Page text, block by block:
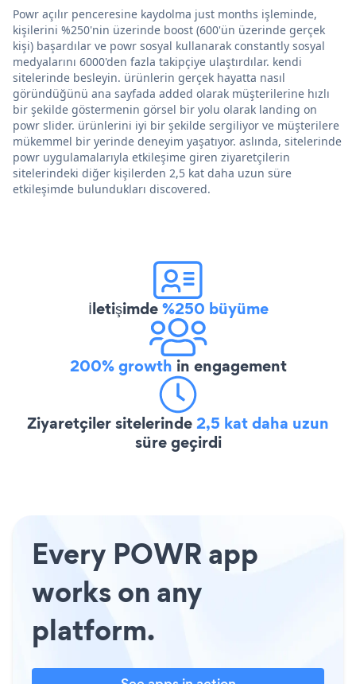
Powr açılır penceresine kaydolma just months işleminde,
kişilerini %250'nin üzerinde boost (600'ün üzerinde gerçek
kişi) başardılar ve powr sosyal kullanarak constantly sosyal
medyalarını 6000'den fazla takipçiye ulaştırdılar. kendi
sitelerinde besleyin. ürünlerin gerçek hayatta nasıl
göründüğünü ana sayfada added olarak müşterilerine hızlı
bir şekilde göstermenin görsel bir yolu olarak landing on
powr slider. ürünlerini iyi bir şekilde sergiliyor ve müşterilere
mükemmel bir yerinde deneyim yaşatıyor. aslında, sitelerinde
powr uygulamalarıyla etkileşime giren ziyaretçilerin
sitelerindeki diğer kişilerden 2,5 kat daha uzun süre
etkileşimde bulundukları discovered.
İletişimde%250 büyüme
200% growth in engagement
Ziyaretçiler sitelerinde2,5 kat daha uzun
süre geçirdi
Every POWR app
works on any
platform.